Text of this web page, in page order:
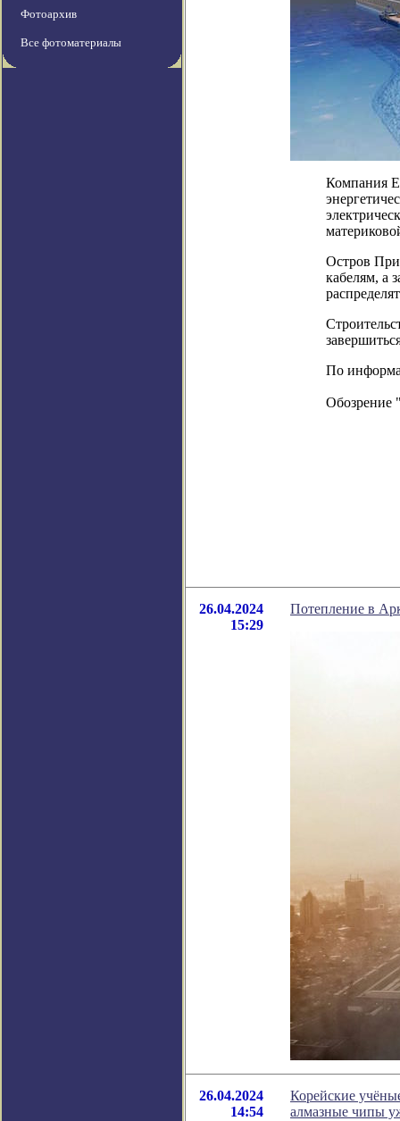
Фотоархив
Все фотоматериалы
Компания
Остров
кабелям, а
По
Обозрение
26.04.2024
15:29
Потепление в
26.04.2024
14:54
Корейские
алмазные чипы